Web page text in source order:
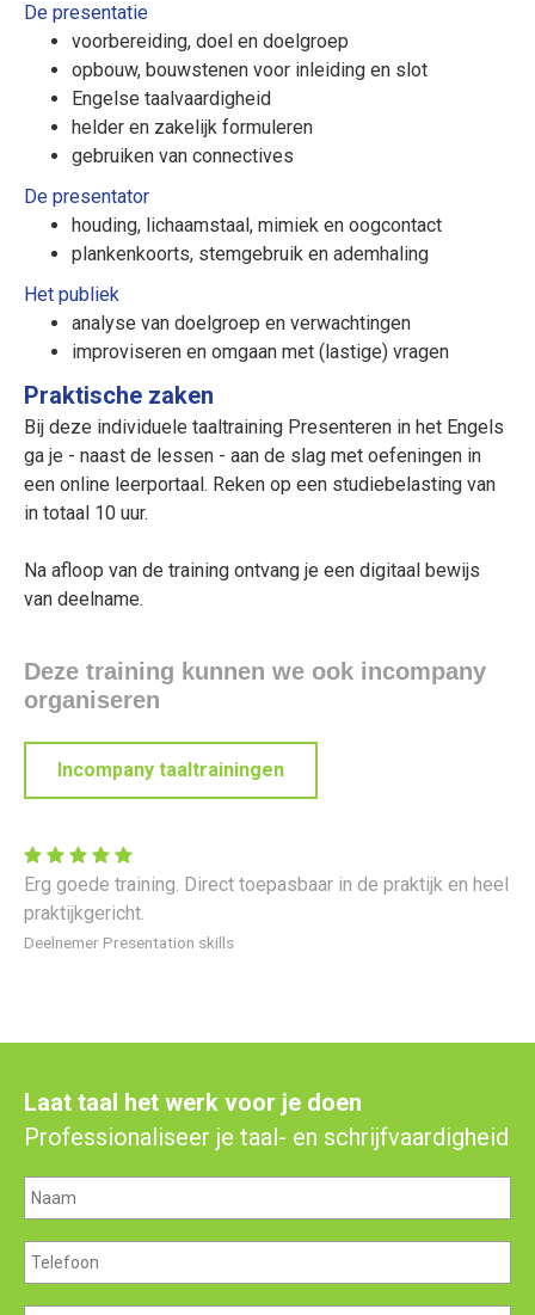
De presentatie
voorbereiding, doel en doelgroep
opbouw, bouwstenen voor inleiding en slot
Engelse taalvaardigheid
helder en zakelijk formuleren
gebruiken van connectives
De presentator
houding, lichaamstaal, mimiek en oogcontact
plankenkoorts, stemgebruik en ademhaling
Het publiek
analyse van doelgroep en verwachtingen
improviseren en omgaan met (lastige) vragen
Praktische zaken
Bij deze individuele taaltraining Presenteren in het Engels
ga je - naast de lessen - aan de slag met oefeningen in
een online leerportaal. Reken op een studiebelasting van
in totaal 10 uur.
Na afloop van de training ontvang je een digitaal bewijs
van deelname.
Deze training kunnen we ook incompany
organiseren
Incompany taaltrainingen
Erg goede training. Direct toepasbaar in de praktijk en heel
praktijkgericht.
Deelnemer Presentation skills
Laat taal het werk voor je doen
Professionaliseer je taal- en schrijfvaardigheid